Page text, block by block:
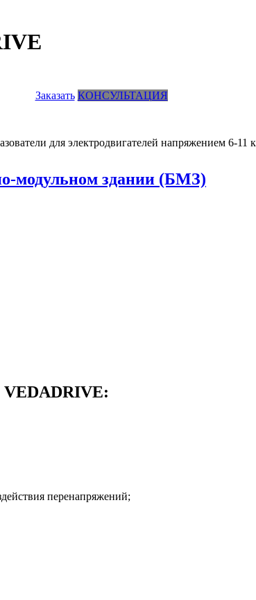
Заказать КОНСУЛЬТАЦИЯ
для электродвигателей напряжением 6-
модульном здании (БМЗ)
VEDADRIVE:
перенапряжений;